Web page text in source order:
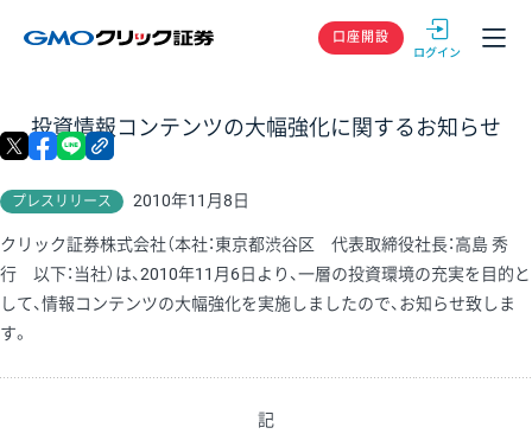
GMOクリック
口座開設
投資情報コンテンツの大幅強化に関するお知らせ
プレスリリース 2010年11月8日
X facebook
クリック証券株式会社（本社：東京都渋谷区 代表取締役社長：高島 秀
行 以下：当社）は、2010年11月6日より、一層の投資環境の充実を目的と
して、情報コンテンツの大幅強化を実施しましたので、お知らせ致しま
す。
記